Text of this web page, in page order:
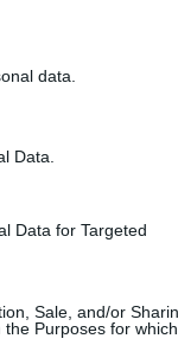
data.
Data.
Data for Targeted
Sale, and/or
Purposes for
fotókkal…
buszsofőr